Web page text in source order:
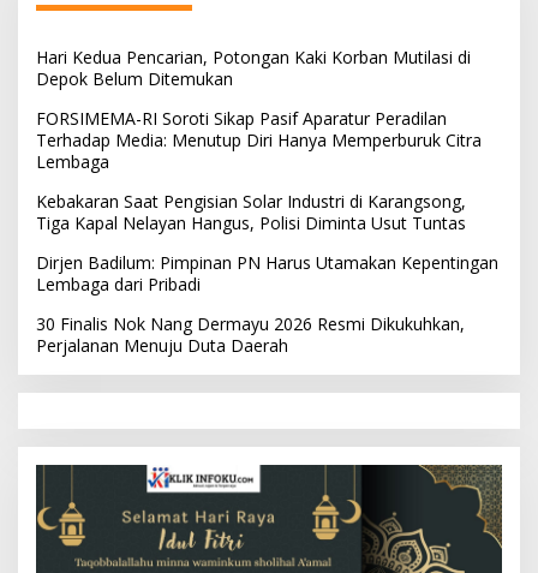
Hari Kedua Pencarian, Potongan Kaki Korban Mutilasi di
Depok Belum Ditemukan
FORSIMEMA-RI Soroti Sikap Pasif Aparatur Peradilan
Terhadap Media: Menutup Diri Hanya Memperburuk Citra
Lembaga
Kebakaran Saat Pengisian Solar Industri di Karangsong,
Tiga Kapal Nelayan Hangus, Polisi Diminta Usut Tuntas
Dirjen Badilum: Pimpinan PN Harus Utamakan Kepentingan
Lembaga dari Pribadi
30 Finalis Nok Nang Dermayu 2026 Resmi Dikukuhkan,
Perjalanan Menuju Duta Daerah